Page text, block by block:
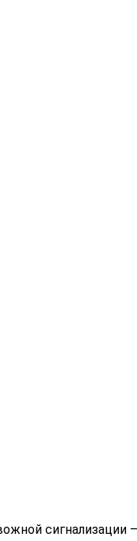
сигнализации